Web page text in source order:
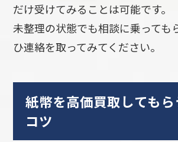
だけ受けてみることは可能です。
未整理の状態でも相談に乗っても
ひ連絡を取ってみてください。
紙幣を高価買取してもら
コツ